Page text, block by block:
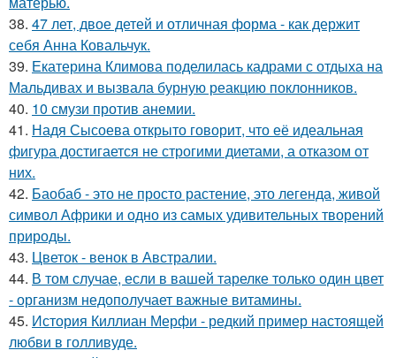
38. 47 лет, двое детей и отличная форма - как держит
себя Анна Ковальчук.
39. Екатерина Климова поделилась кадрами с отдыха на
Мальдивах и вызвала бурную реакцию поклонников.
40. 10 смузи против анемии.
41. Надя Сысоева открыто говорит, что её идеальная
фигура достигается не строгими диетами, а отказом от
них.
42. Баобаб - это не просто растение, это легенда, живой
символ Африки и одно из самых удивительных творений
природы.
43. Цветок - венок в Австралии.
44. В том случае, если в вашей тарелке только один цвет
- организм недополучает важные витамины.
45. История Киллиан Мерфи - редкий пример настоящей
любви в голливуде.